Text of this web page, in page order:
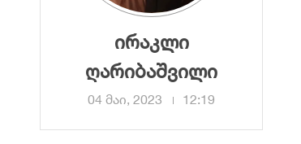
ირაკლი
ღარიბაშვილი
04 მაი, 2023 12:19